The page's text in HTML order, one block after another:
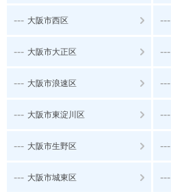
--- 大阪市西区 ---
--- 大阪市大正区 ---
--- 大阪市浪速区 ---
--- 大阪市東淀川区 ---
--- 大阪市生野区 ---
--- 大阪市城東区 ---